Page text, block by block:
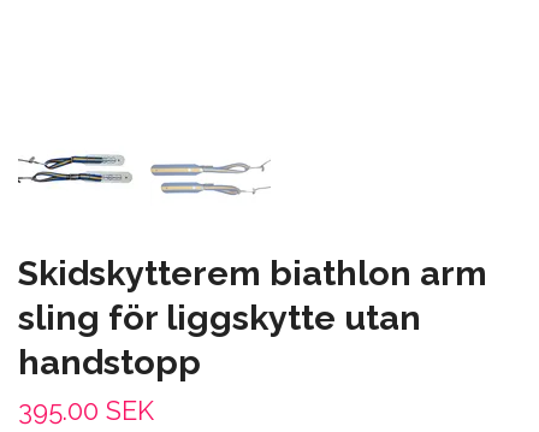
Skidskytterem biathlon arm
sling för liggskytte utan
handstopp
395.00 SEK